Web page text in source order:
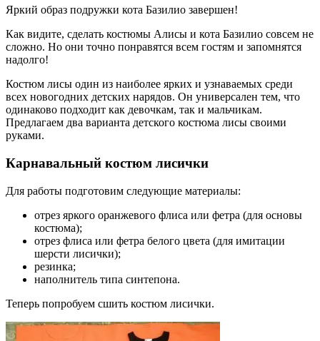
Яркий образ подружки кота Базилио завершен!
Как видите, сделать костюмы Алисы и кота Базилио совсем не
сложно. Но они точно понравятся всем гостям и запомнятся
надолго!
Костюм лисы один из наиболее ярких и узнаваемых среди
всех новогодних детских нарядов. Он универсален тем, что
одинаково подходит как девочкам, так и мальчикам.
Предлагаем два варианта детского костюма лисы своими
руками.
Карнавальный костюм лисички
Для работы подготовим следующие материалы:
отрез яркого оранжевого флиса или фетра (для основы
костюма);
отрез флиса или фетра белого цвета (для имитации
шерсти лисички);
резинка;
наполнитель типа синтепона.
Теперь попробуем сшить костюм лисички.